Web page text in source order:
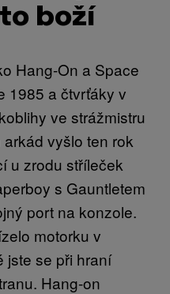
boží
Hang-On a Space
1985 a čtvrťáky v
ve strážmistru
vyšlo ten rok
u zrodu stříleček
s Gauntletem
port na konzole.
motorku v
jste se při hraní
Hang-on